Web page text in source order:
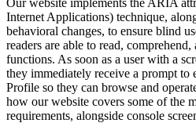
Internet Applications) technique,
behavioral changes, to ensure blind
readers are able to read, comprehend,
functions. As soon as a user with a
they immediately receive a prompt to
Profile so they can browse and
how our website covers some of the
requirements, alongside console